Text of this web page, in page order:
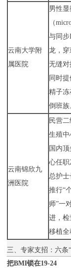
云南大学附
属医院
男性
（
与同步
龙，穿
无缝对
同时提
精子冻
倒班族
云南锦欣九
洲医院
民营二
生殖
国内
心任职
总护士
推行“
师”一
进，
移植全
三、专家支招：六条
把BMI锁在19-24